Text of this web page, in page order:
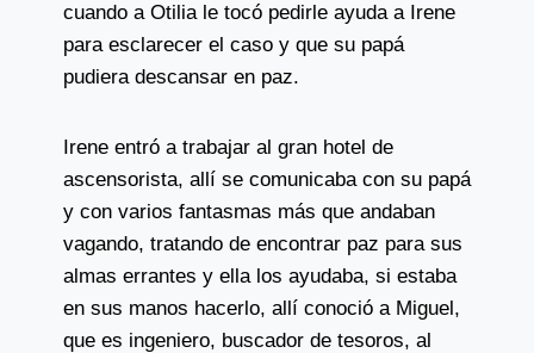
cuando a Otilia le tocó pedirle ayuda a Irene
para esclarecer el caso y que su papá
pudiera descansar en paz.
Irene entró a trabajar al gran hotel de
ascensorista, allí se comunicaba con su papá
y con varios fantasmas más que andaban
vagando, tratando de encontrar paz para sus
almas errantes y ella los ayudaba, si estaba
en sus manos hacerlo, allí conoció a Miguel,
que es ingeniero, buscador de tesoros, al